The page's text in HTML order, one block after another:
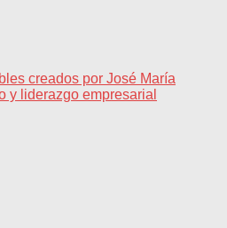
creados por José María
y liderazgo empresarial